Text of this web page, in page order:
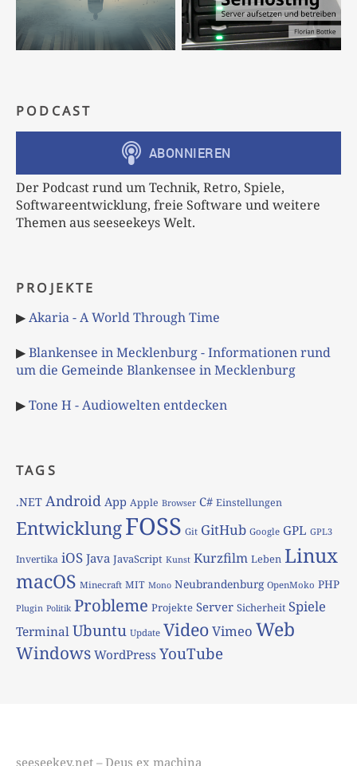
PODCAST
Der Podcast rund um Technik, Retro, Spiele,
Softwareentwicklung, freie Software und weitere
Themen aus seeseekeys Welt.
PROJEKTE
▶Akaria - A World Through Time
▶Blankensee in Mecklenburg - Informationen rund
um die Gemeinde Blankensee in Mecklenburg
▶Tone H - Audiowelten entdecken
TAGS
.NET Android App Apple Browser C# Einstellungen
EntwicklungFOSS Git GitHub Google GPL GPL3
Invertika iOS Java JavaScript Kunst Kurzfilm Leben Linux
macOS Minecraft MIT Mono Neubrandenburg OpenMoko PHP
Plugin Politik Probleme Projekte Server Sicherheit Spiele
TerminalUbuntu Update VideoVimeo Web
Windows WordPress YouTube
seeseekey.net – Deus ex machina